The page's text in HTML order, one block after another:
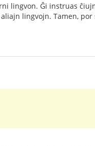
lingvon. Ĝi instruas
lingvojn. Tamen,